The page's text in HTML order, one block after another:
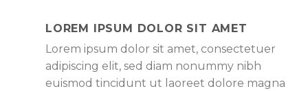
LOREM IPSUM DOLOR SIT AMET
Lorem ipsum dolor sit amet, consectetuer
adipiscing elit, sed diam nonummy nibh
euismod tincidunt ut laoreet dolore magna